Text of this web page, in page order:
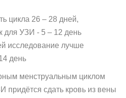
цикла 26 – 28 дней,
для УЗИ - 5 – 12 день
исследование лучше
день
менструальным циклом
придётся сдать кровь из вены